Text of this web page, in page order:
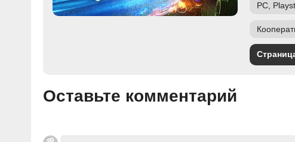
PC,
Оставьте комментарий